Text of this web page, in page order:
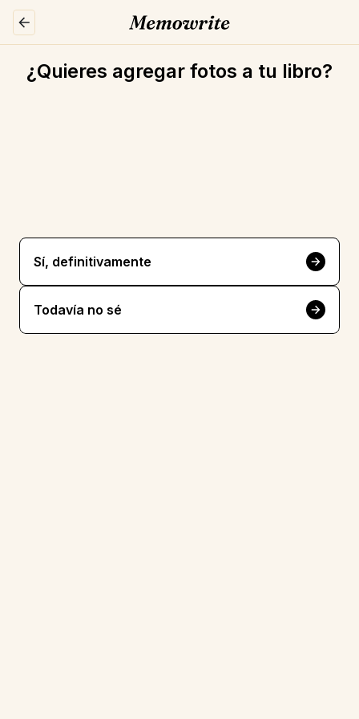
¿Quieres agregar fotos a tu libro?
Sí, definitivamente
Todavía no sé